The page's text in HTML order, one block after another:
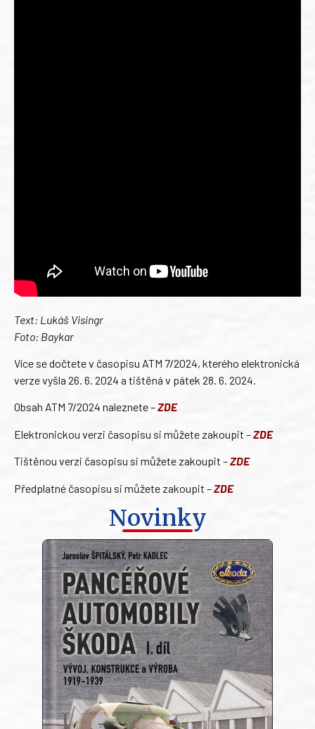
Text: Lukáš Visingr
Foto: Baykar
Více se dočtete v časopisu ATM 7/2024, kterého elektronická
verze vyšla 26. 6. 2024 a tištěná v pátek 28. 6. 2024.
Obsah ATM 7/2024 naleznete –ZDE
Elektronickou verzi časopisu si můžete zakoupit –ZDE
Tištěnou verzi časopisu si můžete zakoupit –ZDE
Předplatné časopisu si můžete zakoupit –ZDE
Novinky